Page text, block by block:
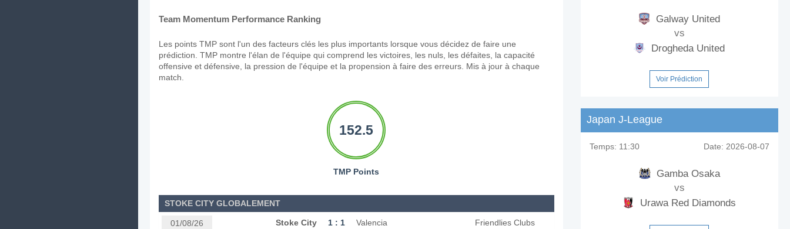
Team Momentum Performance Ranking
Les points TMP sont l'un des facteurs clés les plus importants lorsque vous décidez de faire une
prédiction. TMP montre l'élan de l'équipe qui comprend les victoires, les nuls, les défaites, la capacité
offensive et défensive, la pression de l'équipe et la propension à faire des erreurs. Mis à jour à chaque
match.
152.5
TMP Points
STOKE CITY GLOBALEMENT
01/08/26 Stoke City 1 : 1 Valencia Friendlies Clubs
Galway United
vs
Drogheda United
Voir Prédiction
Japan J-League
Temps: 11:30 Date: 2026-08-07
Gamba Osaka
vs
Urawa Red Diamonds